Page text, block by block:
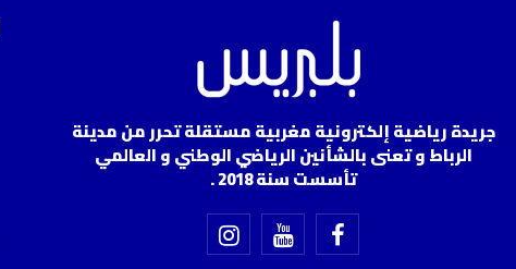
جريدة رياضية إلكترونية مغربية مستقلة تحرر من مدينة
الرباط و تعنى بالشأنين الرياضي الوطني و العالمي
تأسست سنة 2018 .